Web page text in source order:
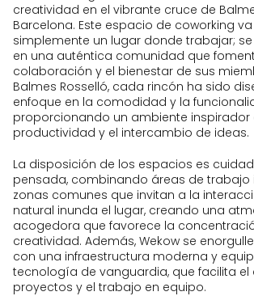
creatividad en el vibrante cruce de
Barcelona. Este espacio de coworking
simplemente un lugar donde trabajar;
en una auténtica comunidad que
colaboración y el bienestar de sus
Balmes Rosselló, cada rincón ha sido
enfoque en la comodidad y la
proporcionando un ambiente inspirador
productividad y el intercambio de ideas.
La disposición de los espacios es
pensada, combinando áreas de trabajo
zonas comunes que invitan a la
natural inunda el lugar, creando una
acogedora que favorece la
creatividad. Además, Wekow se
con una infraestructura moderna y
tecnología de vanguardia, que facilita el
proyectos y el trabajo en equipo.